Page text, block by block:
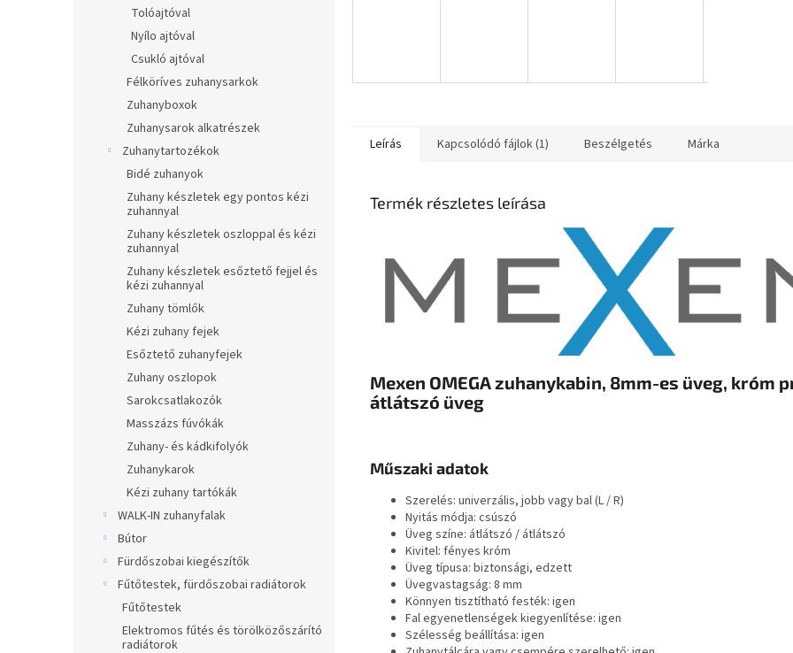
Tolóajtóval
Nyílo ajtóval
Csukló ajtóval
Félköríves zuhanysarkok
Zuhanyboxok
Zuhanysarok alkatrészek
Zuhanytartozékok
Bidé zuhanyok
Zuhany készletek egy pontos kézi
zuhannyal
Zuhany készletek oszloppal és kézi
zuhannyal
Zuhany készletek esőztető fejjel és
kézi zuhannyal
Zuhany tömlők
Kézi zuhany fejek
Esőztető zuhanyfejek
Zuhany oszlopok
Sarokcsatlakozók
Masszázs fúvókák
Zuhany- és kádkifolyók
Zuhanykarok
Kézi zuhany tartókák
WALK-IN zuhanyfalak
Bútor
Fürdőszobai kiegészítők
Fűtőtestek, fürdőszobai radiátorok
Fűtőtestek
Elektromos fűtés és törölközőszárító
radiátorok
Leírás Kapcsolódó fájlok (1) Beszélgetés Márka
Termék részletes leírása
Mexen OMEGA zuhanykabin, 8mm-es üveg, króm
átlátszó üveg
Műszaki adatok
Szerelés: univerzális, jobb vagy bal (L / R)
Nyitás módja: csúszó
Üveg színe: átlátszó / átlátszó
Kivitel: fényes króm
Üveg típusa: biztonsági, edzett
Üvegvastagság: 8 mm
Könnyen tisztítható festék: igen
Fal egyenetlenségek kiegyenlítése: igen
Szélesség beállítása: igen